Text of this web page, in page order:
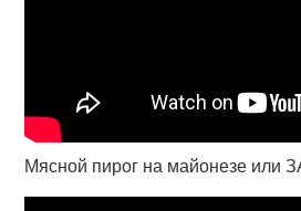
Мясной пирог на майонезе